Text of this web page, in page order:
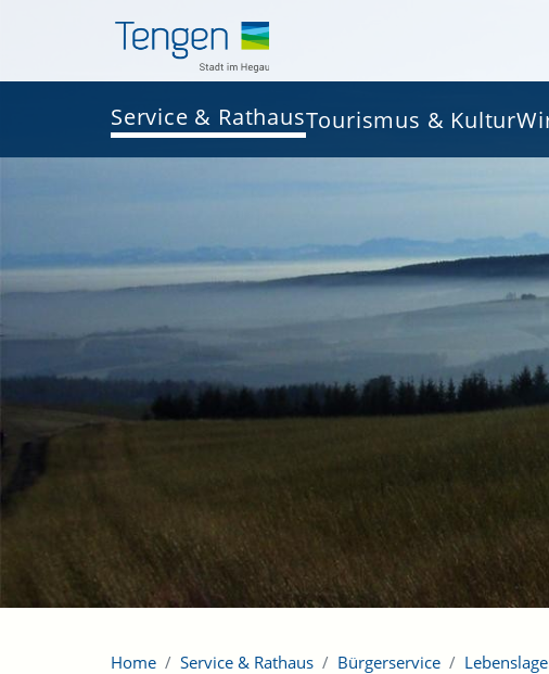
Service & RathausTourismus & Kultur
Home Service & Rathaus Bürgerservice